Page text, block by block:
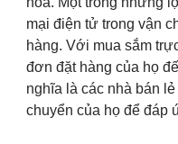
mại điện tử trong vận
hàng. Với mua sắm
đơn đặt hàng của họ
nghĩa là các nhà bán
chuyển của họ để đáp